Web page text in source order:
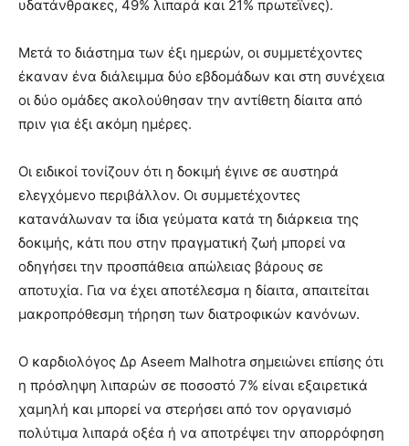
υδατάνθρακες, 49% λιπαρά και 21% πρωτεΐνες).
Μετά το διάστημα των έξι ημερών, οι συμμετέχοντες
έκαναν ένα διάλειμμα δύο εβδομάδων και στη συνέχεια
οι δύο ομάδες ακολούθησαν την αντίθετη δίαιτα από
πριν για έξι ακόμη ημέρες.
Οι ειδικοί τονίζουν ότι η δοκιμή έγινε σε αυστηρά
ελεγχόμενο περιβάλλον. Οι συμμετέχοντες
κατανάλωναν τα ίδια γεύματα κατά τη διάρκεια της
δοκιμής, κάτι που στην πραγματική ζωή μπορεί να
οδηγήσει την προσπάθεια απώλειας βάρους σε
αποτυχία. Για να έχει αποτέλεσμα η δίαιτα, απαιτείται
μακροπρόθεσμη τήρηση των διατροφικών κανόνων.
Ο καρδιολόγος Δρ Aseem Malhotra σημειώνει επίσης ότι
η πρόσληψη λιπαρών σε ποσοστό 7% είναι εξαιρετικά
χαμηλή και μπορεί να στερήσει από τον οργανισμό
πολύτιμα λιπαρά οξέα ή να αποτρέψει την απορρόφηση